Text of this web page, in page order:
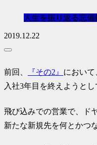
人生を振り返る忘備
2019.12.22
前回、 『その2』 において
入社3年目を終えようと
飛び込みでの営業で、ド
新たな新規先を何とかつ